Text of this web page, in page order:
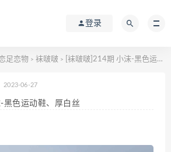
登录
足恋物 > 袜啵啵 > [袜啵啵]214期 小沫-黑色运动鞋、厚白丝
2023-06-27
黑色运动鞋、厚白丝